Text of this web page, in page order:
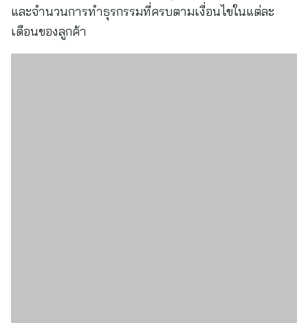
และจำนวนการทำธุรกรรมที่ครบตามเงื่อนไขในแต่ละ
เดือนของลูกค้า